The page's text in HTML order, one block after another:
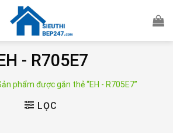
- R705E7
phẩm được gắn thẻ “EH - R705E7”
LỌC